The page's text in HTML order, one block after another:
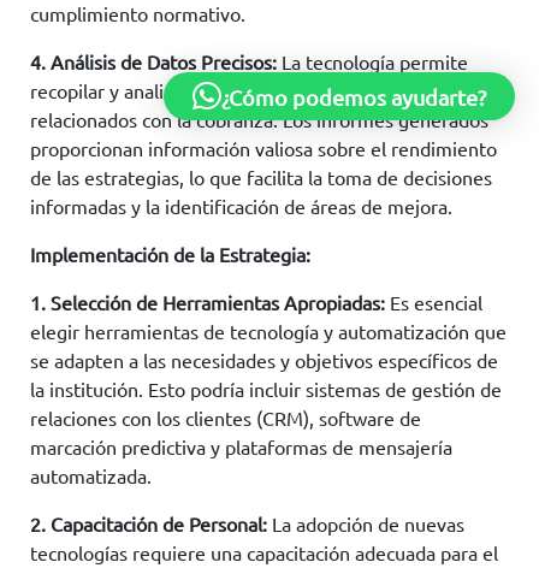
cumplimiento normativo.
4. Análisis de Datos Precisos: La tecnología permite
recopilar y analizar grandes cantidades de datos
relacionados con la cobranza. Los informes generados
proporcionan información valiosa sobre el rendimiento
de las estrategias, lo que facilita la toma de decisiones
informadas y la identificación de áreas de mejora.
Implementación de la Estrategia:
1. Selección de Herramientas Apropiadas: Es esencial
elegir herramientas de tecnología y automatización que
se adapten a las necesidades y objetivos específicos de
la institución. Esto podría incluir sistemas de gestión de
relaciones con los clientes (CRM), software de
marcación predictiva y plataformas de mensajería
automatizada.
2. Capacitación de Personal: La adopción de nuevas
tecnologías requiere una capacitación adecuada para el
¿Cómo podemos ayudarte?